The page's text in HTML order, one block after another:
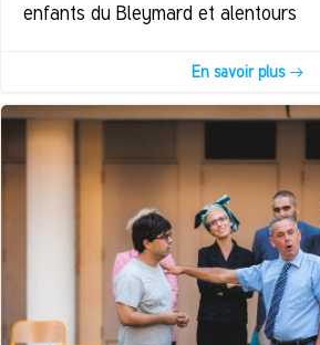
enfants du Bleymard et alentours
En savoir plus